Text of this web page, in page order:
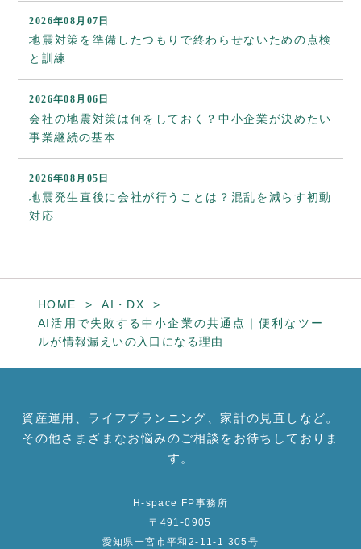
2026年08月07日
地震対策を準備したつもりで終わらせないための点検
と訓練
2026年08月06日
会社の地震対策は何をしておく？中小企業が決めたい
事業継続の基本
2026年08月05日
地震発生直後に会社が行うことは？混乱を減らす初動
対応
HOME
AI・DX
AI活用で失敗する中小企業の共通点｜便利なツー
ルが情報漏えいの入口になる理由
資産運用、ライフプランニング、家計の見直しなど。
その他さまざまなお悩みのご相談をお待ちしておりま
す。
H-space FP事務所
〒491-0905
愛知県一宮市平和2-11-1 305号